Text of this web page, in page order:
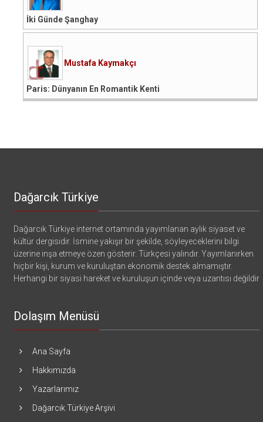
İki Günde Şanghay
Mustafa Kaymakçı
Paris: Dünyanın En Romantik Kenti
Dağarcık Türkiye
Dağarcık Türkiye internet ortamında yayımlanan aylık siyaset ve
kültür dergisidir. İsmine yakışır bir şekilde, söyleyeceklerini bilgi
üzerine inşa etmeye özen gösterir. Türkçesi yalındır. Yayımlanırken
hiçbir kişi, kurum ve kuruluştan ekonomik destek almamıştır.
Herhangi bir siyasi hareket ve kuruluşun içinde veya uzantısı değildir
Dolaşım Menüsü
Ana Sayfa
Hakkımızda
Yazarlarımız
Dağarcık Türkiye Arşivi